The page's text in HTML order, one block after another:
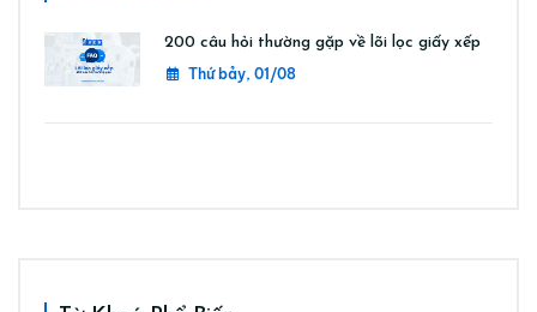
200 câu hỏi thường gặp về lõi lọc giấy xếp
Thứ bảy, 01/08